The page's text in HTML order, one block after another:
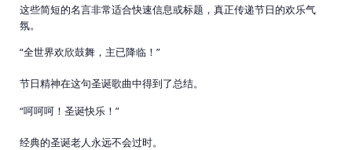
这些简短的名言非常适合快速信息或标题，真正传递节日的欢乐气
氛。
“全世界欢欣鼓舞，主已降临！”
节日精神在这句圣诞歌曲中得到了总结。
“呵呵呵！圣诞快乐！”
经典的圣诞老人永远不会过时。